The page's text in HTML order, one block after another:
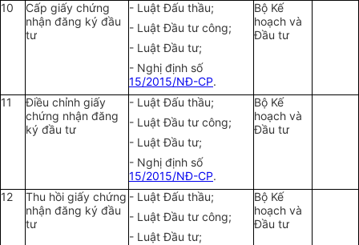
10
Cấp giấy chứng
nhận đăng ký đầu
tư
- Luật Đấu thầu;
- Luật Đầu tư công;
- Luật Đầu tư;
- Nghị định số
15/2015/NĐ-CP.
Bộ Kế
hoạch và
Đầu tư
11
Điều chỉnh giấy
chứng nhận đăng
ký đầu tư
- Luật Đấu thầu;
- Luật Đầu tư công;
- Luật Đầu tư;
- Nghị định số
15/2015/NĐ-CP.
Bộ Kế
hoạch và
Đầu tư
12
Thu hồi giấy chứng
nhận đăng ký đầu
tư
- Luật Đấu thầu;
- Luật Đầu tư công;
- Luật Đầu tư;
Bộ Kế
hoạch và
Đầu tư